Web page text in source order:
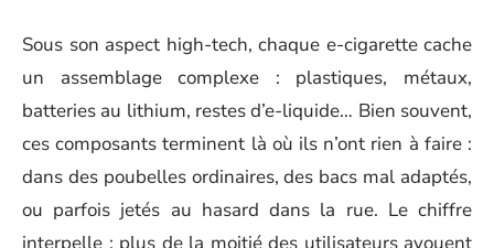
Sous son aspect high-tech, chaque e-cigarette cache
un assemblage complexe : plastiques, métaux,
batteries au lithium, restes d’e-liquide… Bien souvent,
ces composants terminent là où ils n’ont rien à faire :
dans des poubelles ordinaires, des bacs mal adaptés,
ou parfois jetés au hasard dans la rue. Le chiffre
interpelle : plus de la moitié des utilisateurs avouent